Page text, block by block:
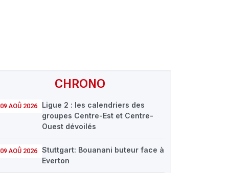
CHRONO
09 AOÛ 2026
Ligue 2 : les calendriers des
groupes Centre-Est et Centre-
Ouest dévoilés
09 AOÛ 2026
Stuttgart: Bouanani buteur face à
Everton